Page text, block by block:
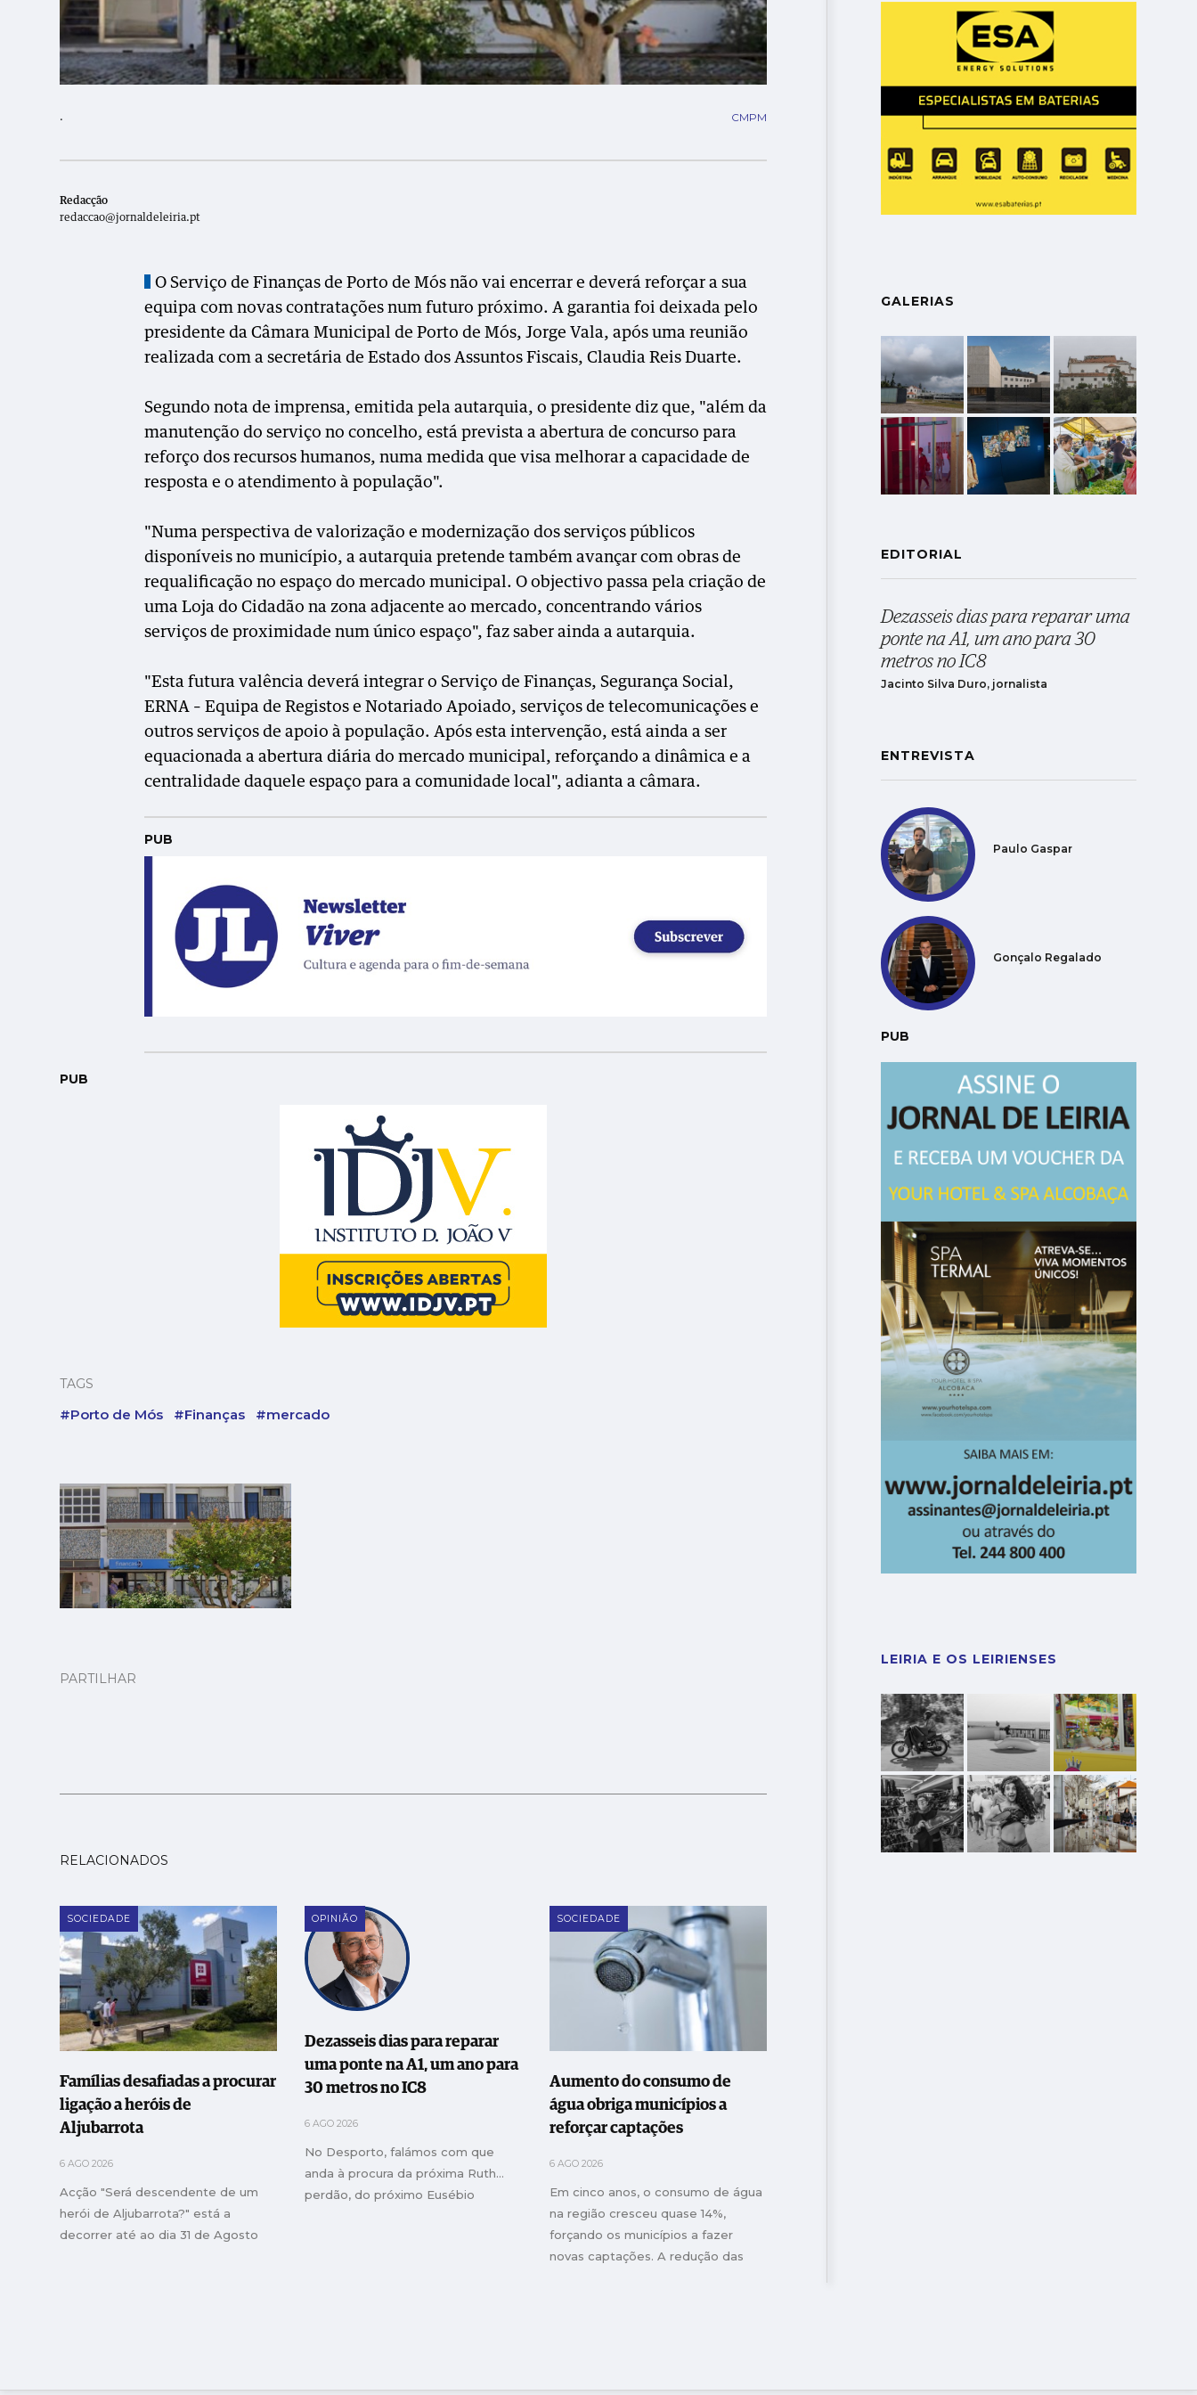
. CMPM
Redacção
redaccao@jornaldeleiria.pt
O Serviço de Finanças de Porto de Mós não vai encerrar e deverá reforçar a sua
equipa com novas contratações num futuro próximo. A garantia foi deixada pelo
presidente da Câmara Municipal de Porto de Mós, Jorge Vala, após uma reunião
realizada com a secretária de Estado dos Assuntos Fiscais, Claudia Reis Duarte.
Segundo nota de imprensa, emitida pela autarquia, o presidente diz que, "além da
manutenção do serviço no concelho, está prevista a abertura de concurso para
reforço dos recursos humanos, numa medida que visa melhorar a capacidade de
resposta e o atendimento à população".
"Numa perspectiva de valorização e modernização dos serviços públicos
disponíveis no município, a autarquia pretende também avançar com obras de
requalificação no espaço do mercado municipal. O objectivo passa pela criação de
uma Loja do Cidadão na zona adjacente ao mercado, concentrando vários
serviços de proximidade num único espaço", faz saber ainda a autarquia.
"Esta futura valência deverá integrar o Serviço de Finanças, Segurança Social,
ERNA – Equipa de Registos e Notariado Apoiado, serviços de telecomunicações e
outros serviços de apoio à população. Após esta intervenção, está ainda a ser
equacionada a abertura diária do mercado municipal, reforçando a dinâmica e a
centralidade daquele espaço para a comunidade local", adianta a câmara.
PUB
PUB
TAGS
#Porto de Mós #Finanças #mercado
PARTILHAR
RELACIONADOS
SOCIEDADE
Famílias desafiadas a procurar
ligação a heróis de
Aljubarrota
6 AGO 2026
Acção "Será descendente de um
herói de Aljubarrota?" está a
decorrer até ao dia 31 de Agosto
OPINIÃO
Dezasseis dias para reparar
uma ponte na A1, um ano para
30 metros no IC8
6 AGO 2026
No Desporto, falámos com que
anda à procura da próxima Ruth…
perdão, do próximo Eusébio
SOCIEDADE
Aumento do consumo de
água obriga municípios a
reforçar captações
6 AGO 2026
Em cinco anos, o consumo de água
na região cresceu quase 14%,
forçando os municípios a fazer
novas captações. A redução das
GALERIAS
EDITORIAL
Dezasseis dias para reparar uma
ponte na A1, um ano para 30
metros no IC8
Jacinto Silva Duro, jornalista
ENTREVISTA
Paulo Gaspar
Gonçalo Regalado
PUB
LEIRIA E OS LEIRIENSES